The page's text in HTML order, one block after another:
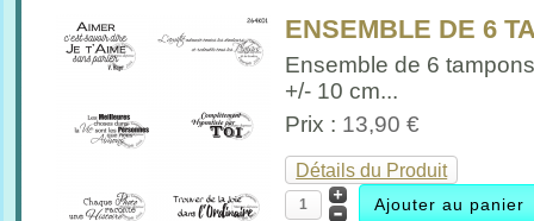
ENSEMBLE DE 6
Ensemble de 6
+/- 10 cm...
Prix : 13,90 €
Détails du Produit